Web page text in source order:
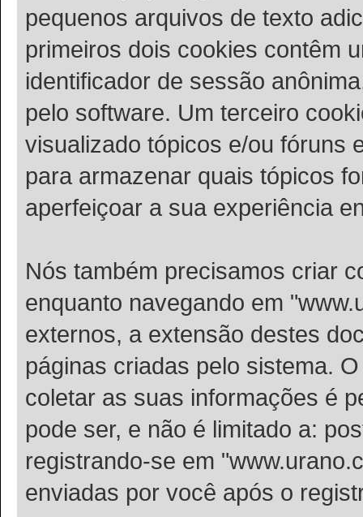
pequenos arquivos de texto
primeiros dois cookies contêm
identificador de sessão
pelo software. Um terceiro
visualizado tópicos e/ou fóruns
para armazenar quais tópicos
aperfeiçoar a sua experiência
Nós também precisamos criar
enquanto navegando em
externos, a extensão destes
páginas criadas pelo sistema.
coletar as suas informações é
pode ser, e não é limitado a:
registrando-se em
enviadas por você após o